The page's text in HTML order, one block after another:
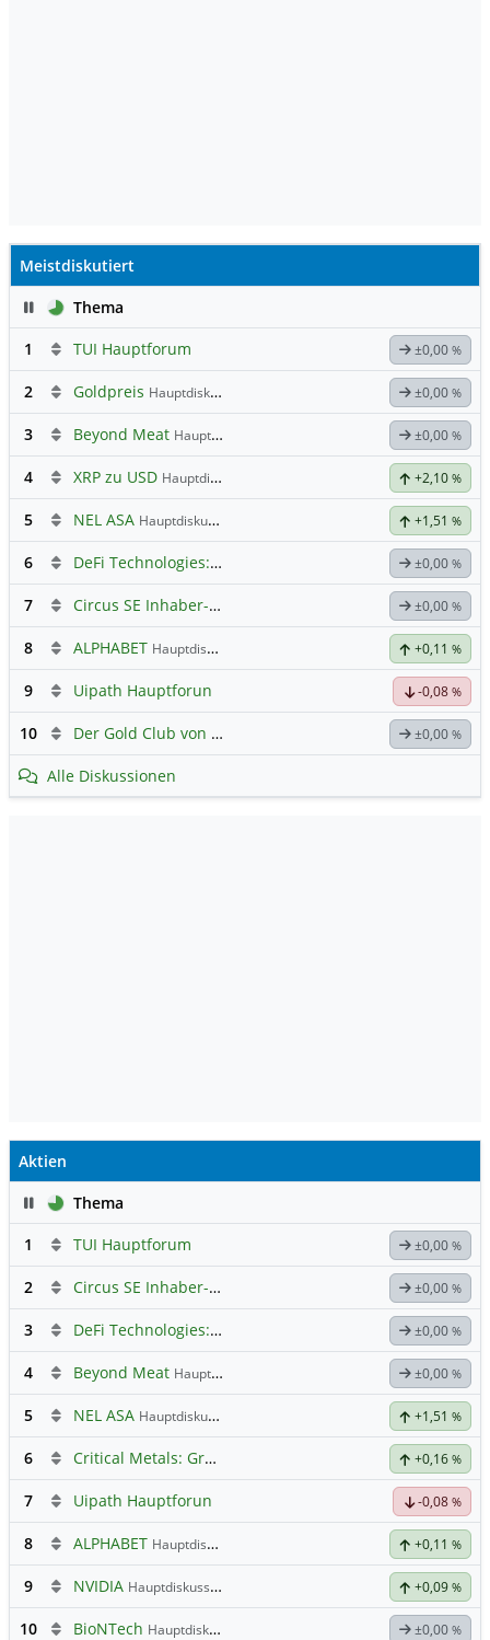
Meistdiskutiert
PauseThema
1
TUI Hauptforum ±0,00 %
2 Goldpreis Hauptdiskussion ±0,00 %
3 Beyond Meat Hauptdiskussion ±0,00 %
4 XRP zu USD Hauptdiskussion +2,10 %
5 NEL ASA Hauptdiskussion +1,51 %
6 DeFi Technologies: Eine Perle? ±0,00 %
7 Circus SE Inhaber-Akt ±0,00 %
8 ALPHABET Hauptdiskussion +0,11 %
9 Uipath Hauptforun -0,08 %
10 Der Gold Club von Susiwong ±0,00 %
Alle Diskussionen
Aktien
PauseThema
1
TUI Hauptforum ±0,00 %
2 Circus SE Inhaber-Akt ±0,00 %
3 DeFi Technologies: Eine Perle? ±0,00 %
4 Beyond Meat Hauptdiskussion ±0,00 %
5 NEL ASA Hauptdiskussion +1,51 %
6 Critical Metals: Grönland - Tanbreez seltene Erden +0,16 %
7 Uipath Hauptforun -0,08 %
8 ALPHABET Hauptdiskussion +0,11 %
9 NVIDIA Hauptdiskussion +0,09 %
10 BioNTech Hauptdiskussion ±0,00 %